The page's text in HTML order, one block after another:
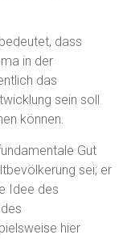
dass
in der
das
sein soll
können.
Gut
sei; er
Idee des
hier